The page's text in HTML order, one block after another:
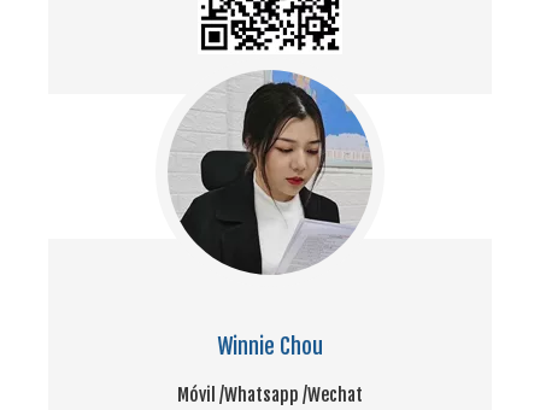
Winnie Chou
Móvil /Whatsapp /Wechat